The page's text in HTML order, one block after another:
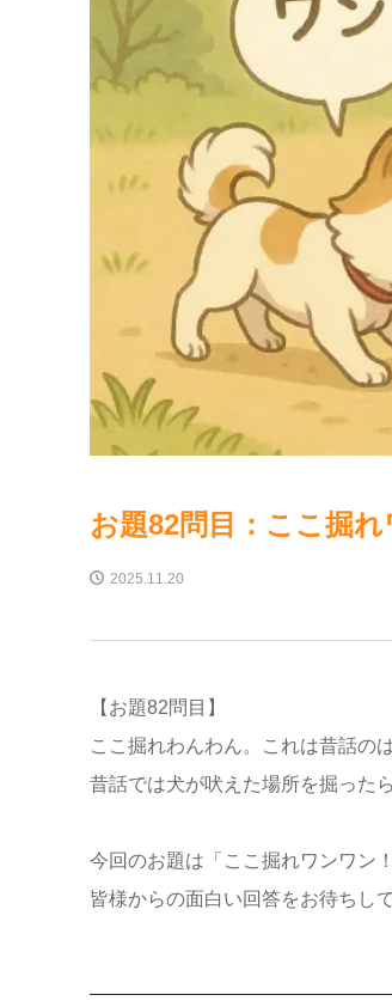
お題82問目：ここ掘
2025.11.20
【お題82問目】
ここ掘れわんわん。これは昔話の
昔話では犬が吠えた場所を掘った
今回のお題は「ここ掘れワンワン
皆様からの面白い回答をお待ちし